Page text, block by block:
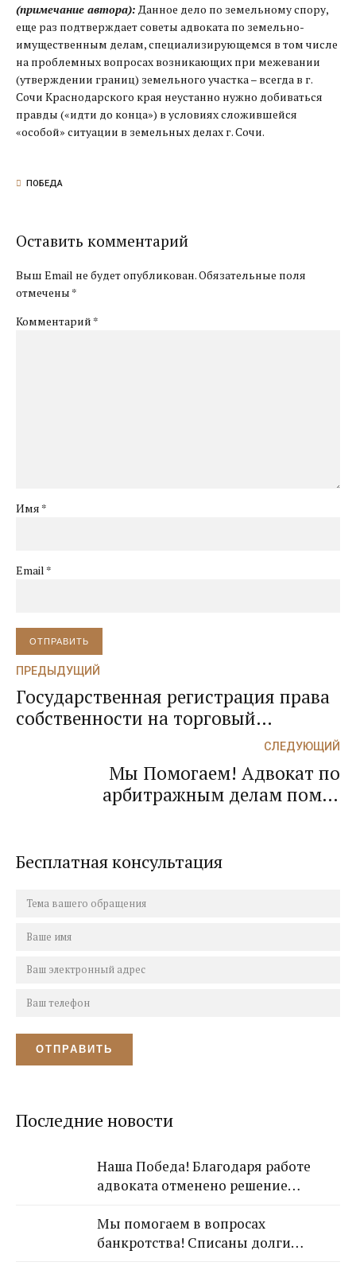
(примечание автора):Данное дело по земельному спору,
еще раз подтверждает советы адвоката по земельно-
имущественным делам, специализирующемся в том числе
на проблемных вопросах возникающих при межевании
(утверждении границ) земельного участка – всегда в г.
Сочи Краснодарского края неустанно нужно добиваться
правды («идти до конца») в условиях сложившейся
«особой» ситуации в земельных делах г. Сочи.
ПОБЕДА
Оставить комментарий
Выш Email не будет опубликован. Обязательные поля
отмечены *
Комментарий *
Имя *
Email *
ОТПРАВИТЬ
ПРЕДЫДУЩИЙ
Государственная регистрация права
собственности на торговый
павильон не превращает павильон в
недвижимое имущество
СЛЕДУЮЩИЙ
Мы Помогаем! Адвокат по
арбитражным делам помог
требования гражданина!
Бесплатная консультация
Последние новости
Наша Победа! Благодаря работе
адвоката отменено решение
взыскании с арендодателя 650 000
рублей!
Мы помогаем в вопросах
банкротства! Списаны долги